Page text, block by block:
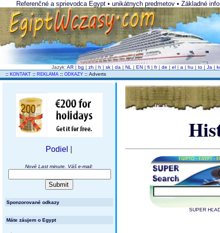
Referenčné a sprievodca Egypt • unikátnych predmetov • Základné
Jazyk: AR | bg | zh | h | sk | da | NL | EN | fi | fr | de | el | a | hu | to | Ja |
:: KONTAKT :: REKLAMA :: ODKAZY :: Adverts
Podiel
Nové Last minute. Váš e-mail:
Sponzorované odkazy
Máte záujem o Egypt
SUPER